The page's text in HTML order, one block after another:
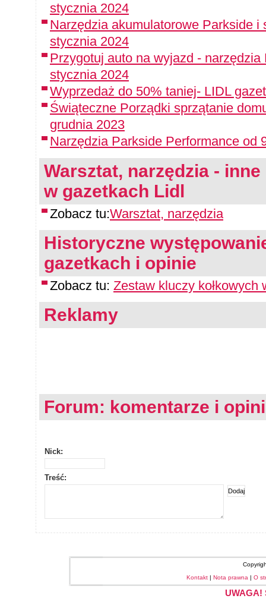
stycznia 2024
Narzędzia akumulatorowe Parkside i
stycznia 2024
Przygotuj auto na wyjazd -
stycznia 2024
Wyprzedaż do 50% taniej- LIDL
Świąteczne Porządki sprzątanie
grudnia 2023
Narzędzia Parkside Performance od
Warsztat, narzędzia -
w gazetkach Lidl
Zobacz tu:Warsztat, narzędzia
Historyczne
gazetkach i opinie
Zobacz tu: Zestaw kluczy kołkowych
Reklamy
Forum: komentarze i
Nick:
Treść:
Kontakt | Nota prawna | O
UWAGA!